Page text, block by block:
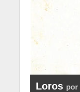
Loros por